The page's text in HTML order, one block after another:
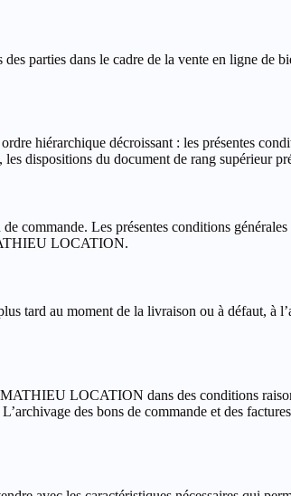
parties dans le cadre de la vente en ligne de
hiérarchique décroissant : les présentes
dispositions du document de rang supérieur
commande. Les présentes conditions
LOCATION.
tard au moment de la livraison ou à défaut, à
LOCATION dans des conditions
des bons de commande et des